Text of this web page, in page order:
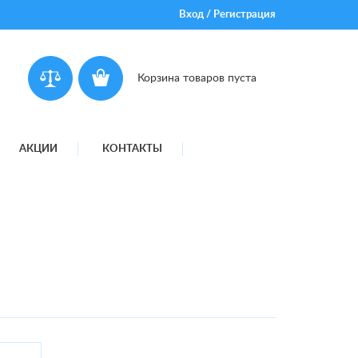
Вход/ Регистрация
Корзина товаров пуста
АКЦИИ КОНТАКТЫ